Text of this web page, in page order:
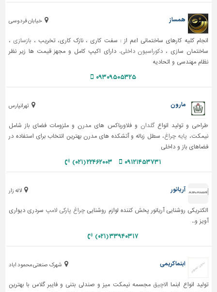
خیابان فردوسی همساز
انجام کلیه کارهای ساختمانی اعم از : سفت کاری ، نازک کاری، تخریب ، بازسازی ،
ساختمان سازی ، دکوراسیون داخلی. دارای اکیپ کامل و مجهز قیمت ها زیر نظر
نظام مهندسی و اتحادیه
۰۹۳۰۹۵۰۵۳۲۵
تهرانپارس مارون
طراحی و تولید انواعگلدان و فلاورباکس های مدرن و ملزومات فضای باز شامل
نیمکت، پایه چراغ، سطل زباله و آتشکده های مدرن بهترین انتخاب برای استفاده در
فضاهای باز و داخلی
۰۹۱۲۱۴۵۳۷۳۱ ۲۲۴۶۲۰۰۳ (۰۲۱)
لاله زار آریانور
الکتریکی روشنایی آریانور پخش کننده لوازم روشناییچراغ پارکی لامپ سردری دیواری
آویز و..
۳۳۹۴۰۳۱۷ (۰۲۱)
شهرک صنعتی محمود اباد ابنما کریمی
تولید انواع ابنما الاچیق مجسمه نیمکت میز و صندلی بتنی و فایبر گلاس با بهترین